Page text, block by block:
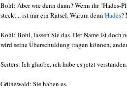
Bohl: Aber wie denn dann? Wenn ihr "Hades-
steckt... ist mir ein Rätsel. Warum denn Hades?
Kohl: Bohl, lassen Sie das. Der Name ist doch
wird seine Überschuldung tragen können,
Seiters: Ich glaube, ich habe es jetzt
Grünewald: Sie haben es.